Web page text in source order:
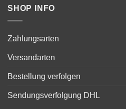
SHOP INFO
Zahlungsarten
Versandarten
Bestellung verfolgen
Sendungsverfolgung DHL